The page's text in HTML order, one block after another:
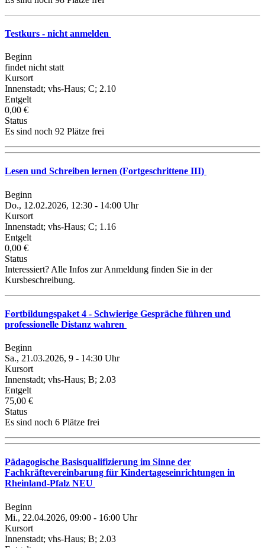
Testkurs - nicht anmelden
Beginn
findet nicht statt
Kursort
Innenstadt; vhs-Haus; C; 2.10
Entgelt
0,00 €
Status
Es sind noch 92 Plätze frei
Lesen und Schreiben lernen (Fortgeschrittene III)
Beginn
Do., 12.02.2026, 12:30 - 14:00 Uhr
Kursort
Innenstadt; vhs-Haus; C; 1.16
Entgelt
0,00 €
Status
Interessiert? Alle Infos zur Anmeldung finden Sie in der
Kursbeschreibung.
Fortbildungspaket 4 - Schwierige Gespräche führen und
professionelle Distanz wahren
Beginn
Sa., 21.03.2026, 9 - 14:30 Uhr
Kursort
Innenstadt; vhs-Haus; B; 2.03
Entgelt
75,00 €
Status
Es sind noch 6 Plätze frei
Pädagogische Basisqualifizierung im Sinne der
Fachkräftevereinbarung für Kindertageseinrichtungen in
Rheinland-Pfalz NEU
Beginn
Mi., 22.04.2026, 09:00 - 16:00 Uhr
Kursort
Innenstadt; vhs-Haus; B; 2.03